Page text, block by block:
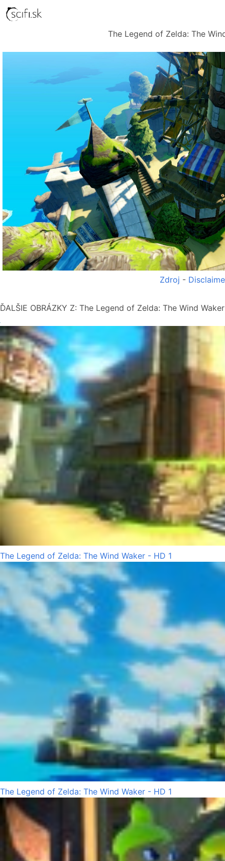
The Legend of Zelda: The
Zdroj -
ĎALŠIE OBRÁZKY Z: The Legend of Zelda: The Wind Waker
The Legend of Zelda: The Wind Waker - HD 1
The Legend of Zelda: The Wind Waker - HD 1